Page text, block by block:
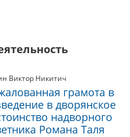
Виктор Никитич
грамота в
в дворянское
надворного
Романа Таля